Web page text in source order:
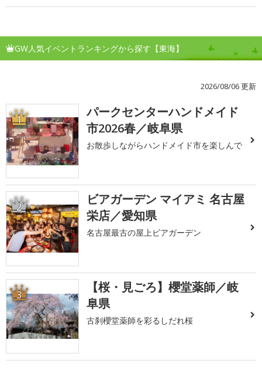
GW人気イベントランキングから探す【東海】
2026/08/06 更新
1
パークセンターハンドメイド
市2026春／岐阜県
お散歩しながらハンドメイド市を楽しんで
2
ビアガーデン マイアミ 名古屋
栄店／愛知県
名古屋最古の屋上ビアガーデン
3
【桜・見ごろ】櫻堂薬師／岐
阜県
古刹櫻堂薬師を彩るしだれ桜